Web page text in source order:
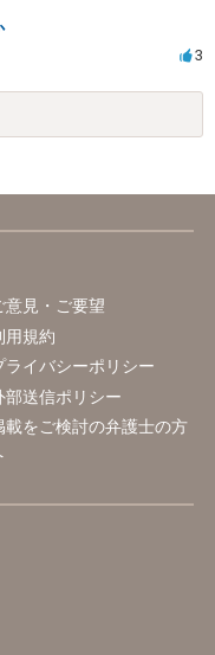
3
意見・ご要望
用規約
ライバシーポリシー
部送信ポリシー
載をご検討の弁護士の方